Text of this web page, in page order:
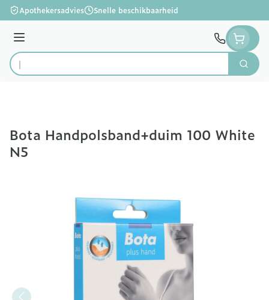
Ga naar de inhoud
Apothekersadvies Snelle beschikbaarheid
Menu
Product, merk, categorie...
Zoek
Bota Handpolsband+duim 100 White
N5